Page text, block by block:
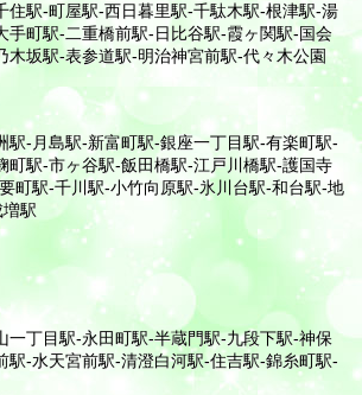
住駅-町屋駅-西日暮里駅-千駄木駅-根津駅-湯
手町駅-二重橋前駅-日比谷駅-霞ヶ関駅-国会
木坂駅-表参道駅-明治神宮前駅-代々木公園
駅-月島駅-新富町駅-銀座一丁目駅-有楽町駅-
町駅-市ヶ谷駅-飯田橋駅-江戸川橋駅-護国寺
町駅-千川駅-小竹向原駅-氷川台駅-和台駅-地
駅
一丁目駅-永田町駅-半蔵門駅-九段下駅-神保
駅-水天宮前駅-清澄白河駅-住吉駅-錦糸町駅-